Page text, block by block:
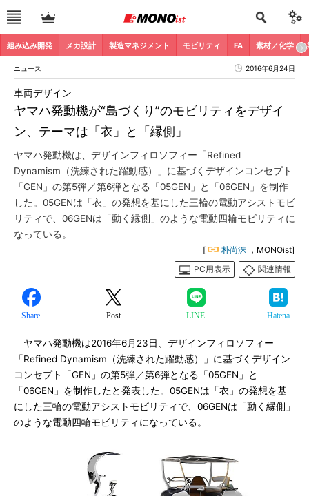
組み込み開発 メカ設計 製造マネジメント モビリティ FA 素材／化学
ニュース 2016年6月24日
ヤマハ発動機が“島づくり”のモビリティをデザイ
ン、テーマは「衣」と「縁側」
車両デザイン
ヤマハ発動機は、デザインフィロソフィー「Refined
Dynamism（洗練された躍動感）」に基づくデザインコンセプト
「GEN」の第5弾／第6弾となる「05GEN」と「06GEN」を制作
した。05GENは「衣」の発想を基にした三輪の電動アシストモビ
リティで、06GENは「動く縁側」のような電動四輪モビリティに
なっている。
[ 朴尚洙 ，MONOist]
PC用表示
関連情報
Share Post LINE Hatena
ヤマハ発動機は2016年6月23日、デザインフィロソフィー
「Refined Dynamism（洗練された躍動感）」に基づくデザイン
コンセプト「GEN」の第5弾／第6弾となる「05GEN」と
「06GEN」を制作したと発表した。05GENは「衣」の発想を基
にした三輪の電動アシストモビリティで、06GENは「動く縁側」
のような電動四輪モビリティになっている。